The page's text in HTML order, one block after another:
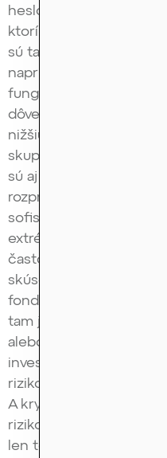
heslo a asi nie je
ktorí ho potrebujete,
sú také ľahšie
napriek tomu, že sú
fungujú a, žiaľ, sú
dôverčivosť ľudí, nižšiu
nižšiu technickú
skupina scamov, ktorá
sú aj tie Ponziho
rozprávali. Tie
sofistikovanejšími
extrémne ťažké
často sú obeťami
skúsenejší finančníci,
fondy alebo veľké
tam je to už oveľa
alebo podčiarkuje
investovať treba vždy
rizikových aktív, ktoré
A krypto je rizikové
rizikové. To
len to vyžaduje vyššiu